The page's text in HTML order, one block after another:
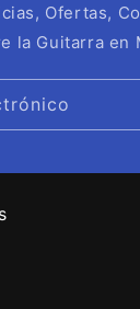
Ofertas,
la Guitarra en